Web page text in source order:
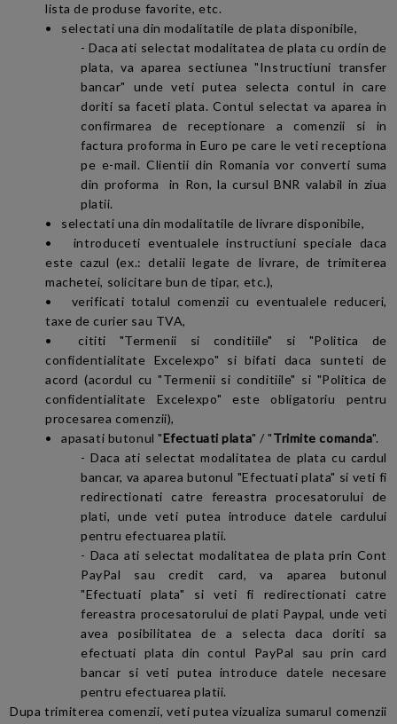
lista de produse favorite, etc.
• selectati una din modalitatile de plata disponibile,
- Daca ati selectat modalitatea de plata cu ordin de
plata, va aparea sectiunea "Instructiuni transfer
bancar" unde veti putea selecta contul in care
doriti sa faceti plata. Contul selectat va aparea in
confirmarea de receptionare a comenzii si in
factura proforma in Euro pe care le veti receptiona
pe e-mail. Clientii din Romania vor converti suma
din proforma in Ron, la cursul BNR valabil in ziua
platii.
• selectati una din modalitatile de livrare disponibile,
• introduceti eventualele instructiuni speciale daca
este cazul (ex.: detalii legate de livrare, de trimiterea
machetei, solicitare bun de tipar, etc.),
• verificati totalul comenzii cu eventualele reduceri,
taxe de curier sau TVA,
• cititi "Termenii si conditiile" si "Politica de
confidentialitate Excelexpo" si bifati daca sunteti de
acord (acordul cu "Termenii si conditiile" si "Politica de
confidentialitate Excelexpo" este obligatoriu pentru
procesarea comenzii),
• apasati butonul "Efectuati plata" / "Trimite comanda".
- Daca ati selectat modalitatea de plata cu cardul
bancar, va aparea butonul "Efectuati plata" si veti fi
redirectionati catre fereastra procesatorului de
plati, unde veti putea introduce datele cardului
pentru efectuarea platii.
- Daca ati selectat modalitatea de plata prin Cont
PayPal sau credit card, va aparea butonul
"Efectuati plata" si veti fi redirectionati catre
fereastra procesatorului de plati Paypal, unde veti
avea posibilitatea de a selecta daca doriti sa
efectuati plata din contul PayPal sau prin card
bancar si veti putea introduce datele necesare
pentru efectuarea platii.
Dupa trimiterea comenzii, veti putea vizualiza sumarul comenzii